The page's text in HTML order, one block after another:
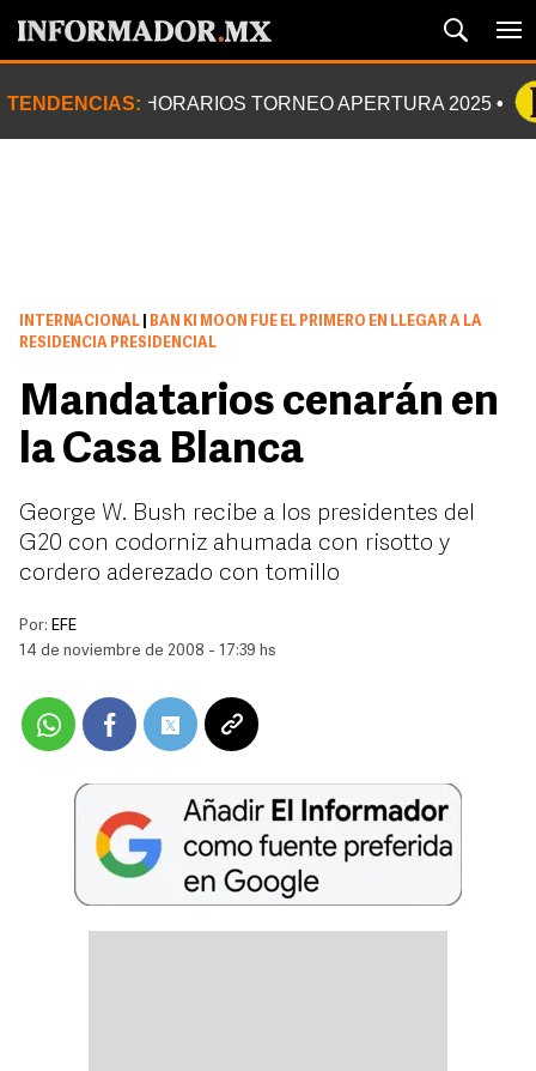
TENDENCIAS: HORARIOS TORNEO APERTURA 2025
INTERNACIONAL
BAN KI MOON FUE EL PRIMERO EN LLEGAR A LA
RESIDENCIA PRESIDENCIAL
Mandatarios cenarán en
la Casa Blanca
George W. Bush recibe a los presidentes del
G20 con codorniz ahumada con risotto y
cordero aderezado con tomillo
Por: EFE
14 de noviembre de 2008 - 17:39 hs